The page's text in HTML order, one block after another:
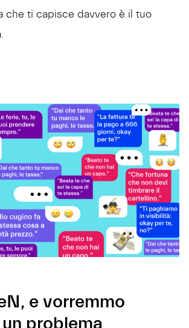
che ti capisce davvero è il tuo
e vorremmo
problema